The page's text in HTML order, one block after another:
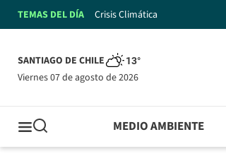
TEMAS DEL DÍA Crisis Climática
SANTIAGO DE CHILE 13°
viernes 07 de agosto de 2026
MEDIO AMBIENTE